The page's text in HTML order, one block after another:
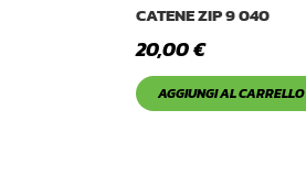
CATENE ZIP 9 040
20,00€
AGGIUNGI AL CARRELLO